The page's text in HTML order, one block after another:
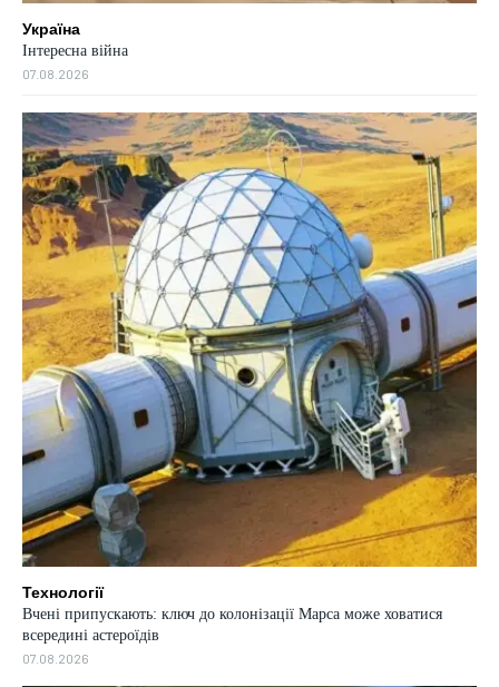
Україна
Інтересна війна
07.08.2026
Технології
Вчені припускають: ключ до колонізації Марса може ховатися
всередині астероїдів
07.08.2026